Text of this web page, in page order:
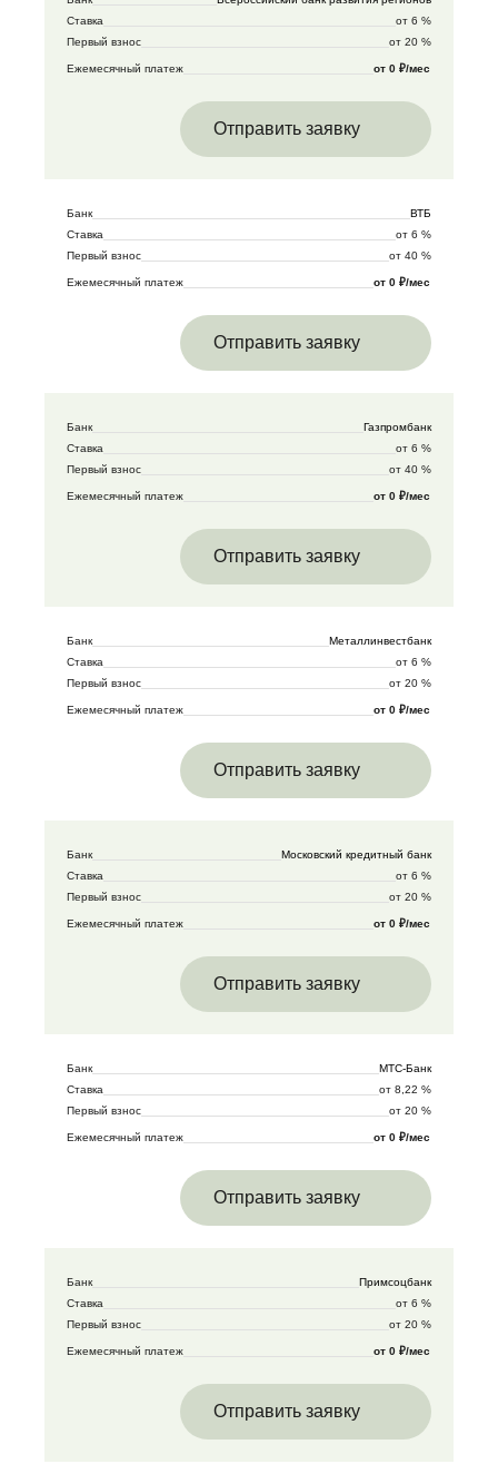
Ставка
от 6 %
Первый взнос
от 20 %
Ежемесячный платеж от 0 ₽/мес
Отправить заявку
Банк
ВТБ
Ставка
от 6 %
Первый взнос
от 40 %
Ежемесячный платеж от 0 ₽/мес
Отправить заявку
Банк
Газпромбанк
Ставка
от 6 %
Первый взнос
от 40 %
Ежемесячный платеж от 0 ₽/мес
Отправить заявку
Банк
Металлинвестбанк
Ставка
от 6 %
Первый взнос
от 20 %
Ежемесячный платеж от 0 ₽/мес
Отправить заявку
Банк
Московский кредитный банк
Ставка
от 6 %
Первый взнос
от 20 %
Ежемесячный платеж от 0 ₽/мес
Отправить заявку
Банк
МТС-Банк
Ставка
от 8,22 %
Первый взнос
от 20 %
Ежемесячный платеж от 0 ₽/мес
Отправить заявку
Банк
Примсоцбанк
Ставка
от 6 %
Первый взнос
от 20 %
Ежемесячный платеж от 0 ₽/мес
Отправить заявку